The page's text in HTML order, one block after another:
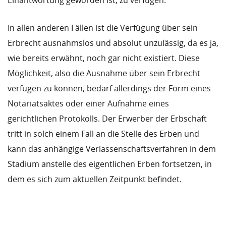
In allen anderen Fällen ist die Verfügung über sein
Erbrecht ausnahmslos und absolut unzulässig, da es ja,
wie bereits erwähnt, noch gar nicht existiert. Diese
Möglichkeit, also die Ausnahme über sein Erbrecht
verfügen zu können, bedarf allerdings der Form eines
Notariatsaktes oder einer Aufnahme eines
gerichtlichen Protokolls. Der Erwerber der Erbschaft
tritt in solch einem Fall an die Stelle des Erben und
kann das anhängige Verlassenschaftsverfahren in dem
Stadium anstelle des eigentlichen Erben fortsetzen, in
dem es sich zum aktuellen Zeitpunkt befindet.